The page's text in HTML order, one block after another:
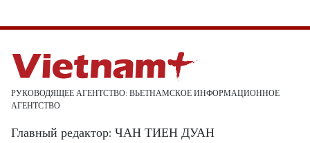
РУКОВОДЯЩЕЕ АГЕНТСТВО: ВЬЕТНАМСКОЕ ИНФОРМАЦИОННОЕ
АГЕНТСТВО
Главный редактор: ЧАН ТИЕН ДУАН